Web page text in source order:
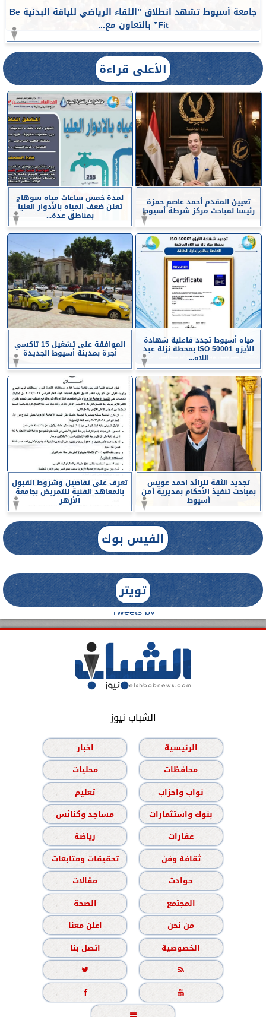
جامعة أسيوط تشهد انطلاق ”اللقاء الرياضي للياقة البدنية Be
Fit” بالتعاون مع...
الأعلى قراءة
تعيين المقدم أحمد عاصم حمزة
رئيسا لمباحث مركز شرطة أسيوط
لمدة خمس ساعات مياه سوهاج
تعلن ضعف المياه بالأدوار العليا
بمناطق عدة...
مياه أسيوط تجدد فاعلية شهادة
الأيزو ISO 50001 بمحطة نزلة عبد
اللاه...
الموافقة على تشغيل 15 تاكسي
أجرة بمدينة أسيوط الجديدة
تجديد الثقة للرائد احمد عويس
بمباحث تنفيذ الأحكام بمديرية أمن
أسيوط
تعرف على تفاصيل وشروط القبول
بالمعاهد الفنية للتمريض بجامعة
الأزهر
الفيس بوك
تويتر
Tweets by
الشباب نيوز
الرئيسية
اخبار
محافظات
محليات
نواب واحزاب
تعليم
بنوك واستثمارات
مساجد وكنائس
عقارات
رياضة
ثقافة وفن
تحقيقات ومتابعات
حوادث
مقالات
المجتمع
الصحة
من نحن
اعلن معنا
الخصوصية
اتصل بنا



